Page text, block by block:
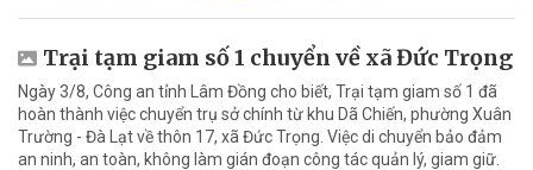
Trại tạm giam số 1 chuyển về xã Đức Trọng
Ngày 3/8, Công an tỉnh Lâm Đồng cho biết, Trại tạm giam số 1 đã
hoàn thành việc chuyển trụ sở chính từ khu Dã Chiến, phường Xuân
Trường - Đà Lạt về thôn 17, xã Đức Trọng. Việc di chuyển bảo đảm
an ninh, an toàn, không làm gián đoạn công tác quản lý, giam giữ.